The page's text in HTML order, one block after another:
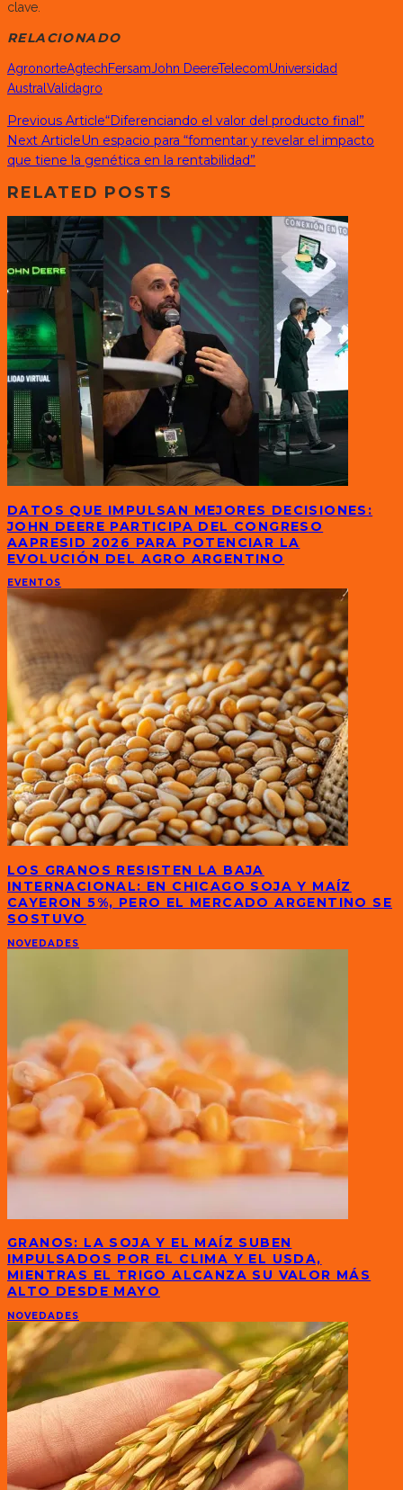
clave.
RELACIONADO
AgronorteAgtechFersamJohn DeereTelecomUniversidad
AustralValidagro
Previous Article“Diferenciando el valor del producto final”
Next ArticleUn espacio para “fomentar y revelar el impacto
que tiene la genética en la rentabilidad”
RELATED POSTS
DATOS QUE IMPULSAN MEJORES DECISIONES:
JOHN DEERE PARTICIPA DEL CONGRESO
AAPRESID 2026 PARA POTENCIAR LA
EVOLUCIÓN DEL AGRO ARGENTINO
EVENTOS
LOS GRANOS RESISTEN LA BAJA
INTERNACIONAL: EN CHICAGO SOJA Y MAÍZ
CAYERON 5%, PERO EL MERCADO ARGENTINO SE
SOSTUVO
NOVEDADES
GRANOS: LA SOJA Y EL MAÍZ SUBEN
IMPULSADOS POR EL CLIMA Y EL USDA,
MIENTRAS EL TRIGO ALCANZA SU VALOR MÁS
ALTO DESDE MAYO
NOVEDADES